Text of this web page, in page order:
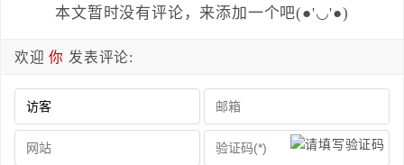
本文暂时没有评论，来添加一个吧(●'◡'●)
欢迎你 发表评论: